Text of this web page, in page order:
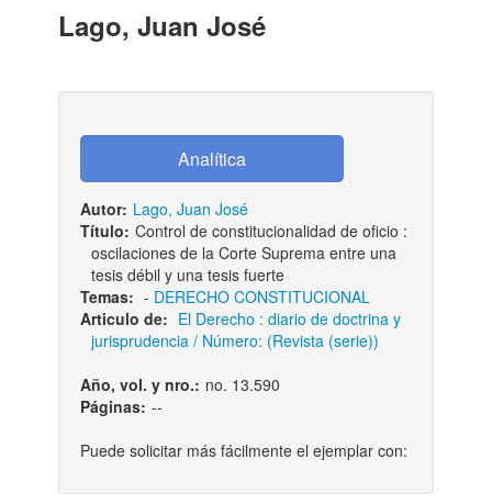
Lago, Juan José
Autor: Lago, Juan José
Título: Control de constitucionalidad de oficio :
oscilaciones de la Corte Suprema entre una
tesis débil y una tesis fuerte
Temas: - DERECHO CONSTITUCIONAL
Articulo de: El Derecho : diario de doctrina y
jurisprudencia / Número: (Revista (serie))
Año, vol. y nro.: no. 13.590
Páginas: --
Puede solicitar más fácilmente el ejemplar con: